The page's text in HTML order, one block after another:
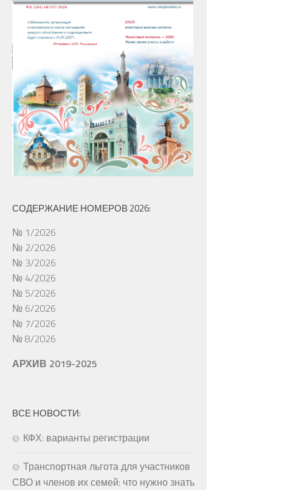
СОДЕРЖАНИЕ НОМЕРОВ 2026:
№ 1/2026
№ 2/2026
№ 3/2026
№ 4/2026
№ 5/2026
№ 6/2026
№ 7/2026
№ 8/2026
АРХИВ 2019-2025
ВСЕ НОВОСТИ:
КФХ: варианты регистрации
Транспортная льгота для участников
СВО и членов их семей: что нужно знать